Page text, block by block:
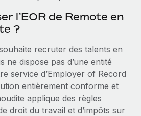
encourage les...
l’EOR de Remote en
?
recruter des talents en
ne dispose pas d’une entité
service d’Employer of Record
entièrement conforme et
applique des règles
droit du travail et d’impôts sur